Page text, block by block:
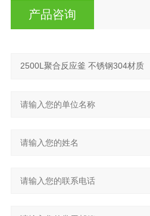
产品咨询